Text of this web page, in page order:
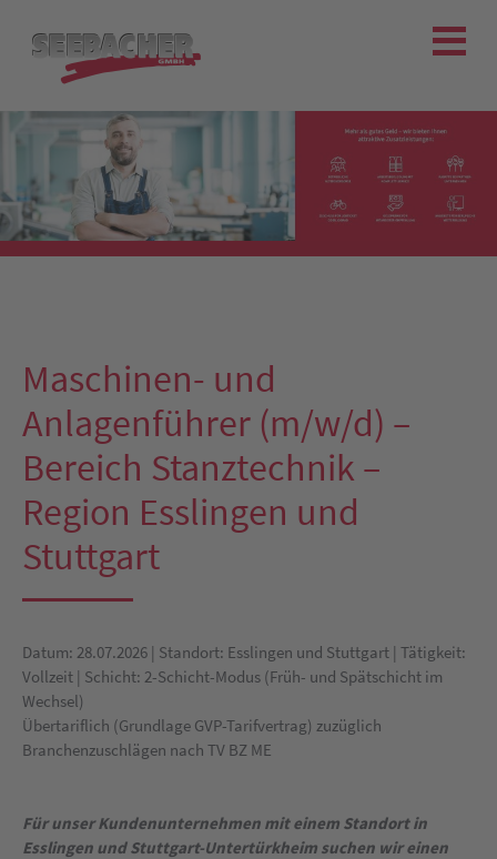
Maschinen- und
Anlagenführer (m/w/d) –
Bereich Stanztechnik –
Region Esslingen und
Stuttgart
Datum: 28.07.2026 | Standort: Esslingen und Stuttgart | Tätigkeit:
Vollzeit | Schicht: 2-Schicht-Modus (Früh- und Spätschicht im
Wechsel)
Übertariflich (Grundlage GVP-Tarifvertrag) zuzüglich
Branchenzuschlägen nach TV BZ ME
Für unser Kundenunternehmen mit einem Standort in
Esslingen und Stuttgart-Untertürkheim suchen wir einen